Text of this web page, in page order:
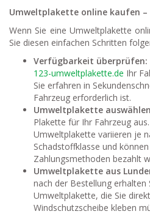
Umweltplakette online kaufen –
Wenn Sie eine Umweltplakette
Sie diesen einfachen Schritten
Verfügbarkeit überprüfen:
123-umweltplakette.de Ihr
Sie erfahren in
Fahrzeug erforderlich ist.
Umweltplakette
Plakette für Ihr Fahrzeug
Umweltplakette variieren je
Schadstoffklasse und
Zahlungsmethoden bezahlt
Umweltplakette aus
nach der Bestellung
Umweltplakette, die Sie
Windschutzscheibe kleben